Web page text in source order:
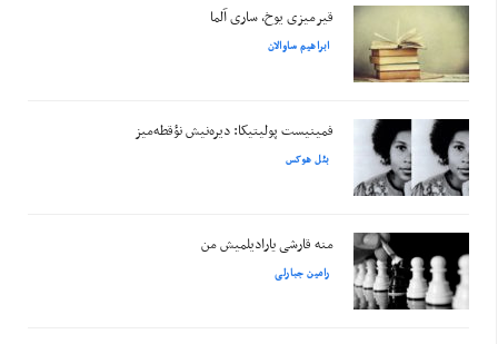
قیرمیزی یوخ، ساری آلما
ابراهیم ساوالان
فمینیست پولیتیکا: دیره‌نیش نؤقطه‌میز
بئل هوکس
منه قارشی یارادیلمیش من
رامین جبارلی